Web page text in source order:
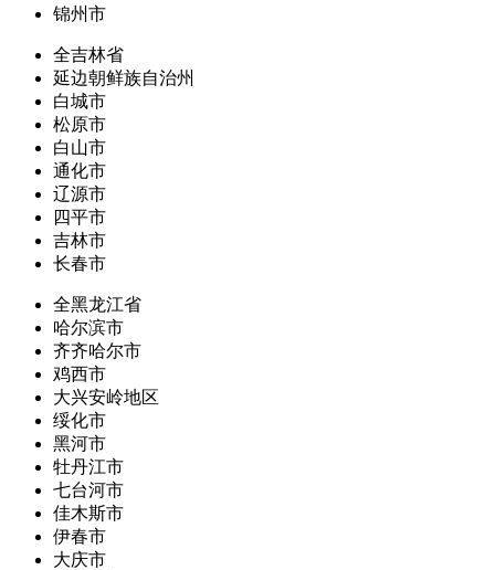
锦州市
全吉林省
延边朝鲜族自治州
白城市
松原市
白山市
通化市
辽源市
四平市
吉林市
长春市
全黑龙江省
哈尔滨市
齐齐哈尔市
鸡西市
大兴安岭地区
绥化市
黑河市
牡丹江市
七台河市
佳木斯市
伊春市
大庆市